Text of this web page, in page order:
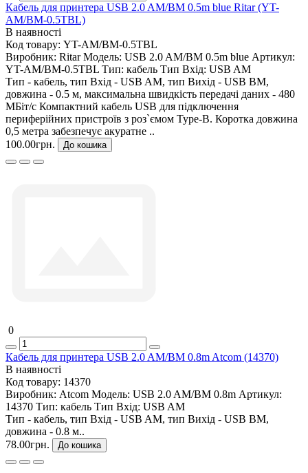
Кабель для принтера USB 2.0 AM/BM 0.5m blue Ritar (YT-
AM/BM-0.5TBL)
В наявності
Код товару: YT-AM/BM-0.5TBL
Виробник: Ritar Модель: USB 2.0 AM/BM 0.5m blue Артикул:
YT-AM/BM-0.5TBL Тип: кабель Тип Вхід: USB AM
Тип - кабель, тип Вхід - USB AM, тип Вихід - USB BM,
довжина - 0.5 м, максимальна швидкість передачі даних - 480
МБіт/с Компактний кабель USB для підключення
периферійних пристроїв з роз`ємом Type-B. Коротка довжина
0,5 метра забезпечує акуратне ..
100.00грн.
До кошика
0
Кабель для принтера USB 2.0 AM/BM 0.8m Atcom (14370)
В наявності
Код товару: 14370
Виробник: Atcom Модель: USB 2.0 AM/BM 0.8m Артикул:
14370 Тип: кабель Тип Вхід: USB AM
Тип - кабель, тип Вхід - USB AM, тип Вихід - USB BM,
довжина - 0.8 м..
78.00грн.
До кошика